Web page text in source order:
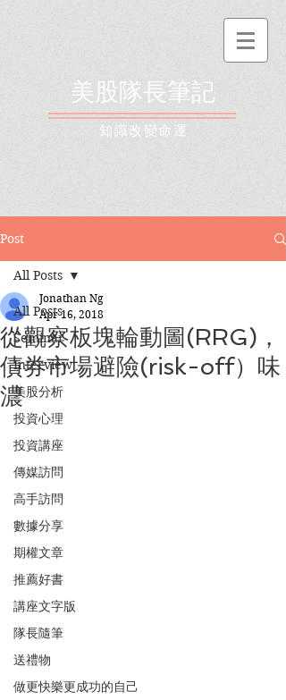
美股隊長筆記
​知識改變命運
Post
All Posts
Seminar
Interview
美股分析
投資心理
投資講座
傳媒訪問
高手訪問
數據分享
期權文章
推薦好書
講座文字版
隊長隨筆
送禮物
做更快樂更成功的自己
All Posts
從觀察板塊輪動圖(RRG)，
債券市場避險(risk-off）味
濃
Jonathan Ng
Apr 16, 2018